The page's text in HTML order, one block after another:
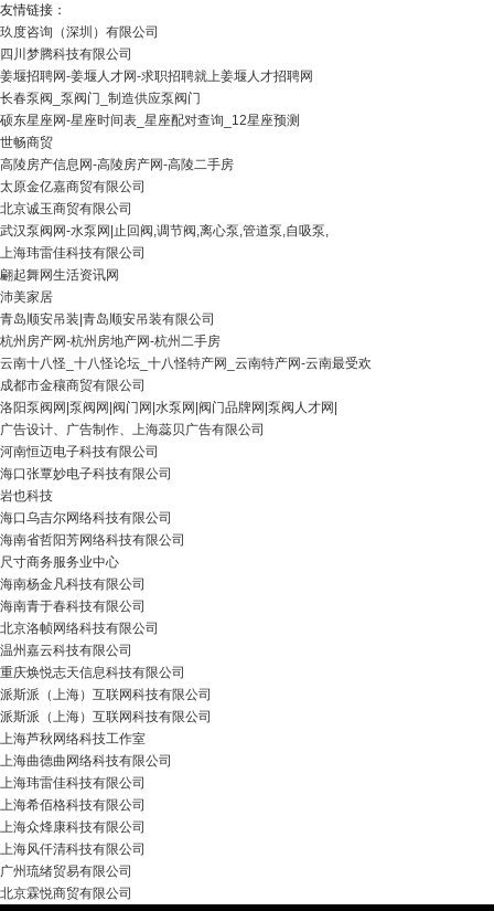
友情链接：
玖度咨询（深圳）有限公司
四川梦腾科技有限公司
姜堰招聘网-姜堰人才网-求职招聘就上姜堰人才招聘网
长春泵阀_泵阀门_制造供应泵阀门
硕东星座网-星座时间表_星座配对查询_12星座预测
世畅商贸
高陵房产信息网-高陵房产网-高陵二手房
太原金亿嘉商贸有限公司
北京诚玉商贸有限公司
武汉泵阀网-水泵网|止回阀,调节阀,离心泵,管道泵,自吸泵,
上海玮雷佳科技有限公司
翩起舞网生活资讯网
沛美家居
青岛顺安吊装|青岛顺安吊装有限公司
杭州房产网-杭州房地产网-杭州二手房
云南十八怪_十八怪论坛_十八怪特产网_云南特产网-云南最受欢
成都市金穰商贸有限公司
洛阳泵阀网|泵阀网|阀门网|水泵网|阀门品牌网|泵阀人才网|
广告设计、广告制作、上海蕊贝广告有限公司
河南恒迈电子科技有限公司
海口张覃妙电子科技有限公司
岩也科技
海口乌吉尔网络科技有限公司
海南省哲阳芳网络科技有限公司
尺寸商务服务业中心
海南杨金凡科技有限公司
海南青于春科技有限公司
北京洛帧网络科技有限公司
温州嘉云科技有限公司
重庆焕悦志天信息科技有限公司
派斯派（上海）互联网科技有限公司
派斯派（上海）互联网科技有限公司
上海芦秋网络科技工作室
上海曲德曲网络科技有限公司
上海玮雷佳科技有限公司
上海希佰格科技有限公司
上海众烽康科技有限公司
上海风仟清科技有限公司
广州琉绪贸易有限公司
北京霖悦商贸有限公司